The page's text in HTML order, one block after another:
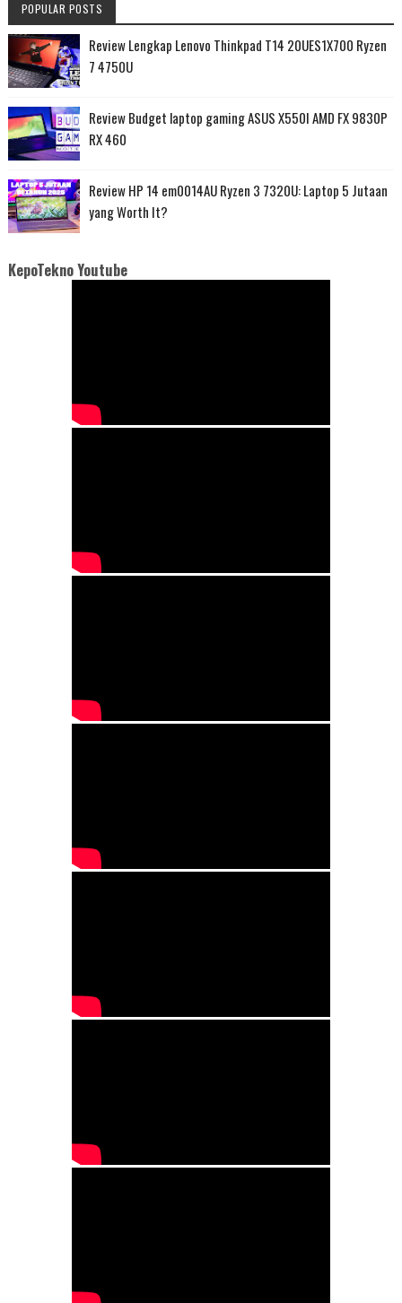
POPULAR POSTS
Review Lengkap Lenovo Thinkpad T14 20UES1X700 Ryzen
7 4750U
Review Budget laptop gaming ASUS X550I AMD FX 9830P
RX 460
Review HP 14 em0014AU Ryzen 3 7320U: Laptop 5 Jutaan
yang Worth It?
KepoTekno Youtube